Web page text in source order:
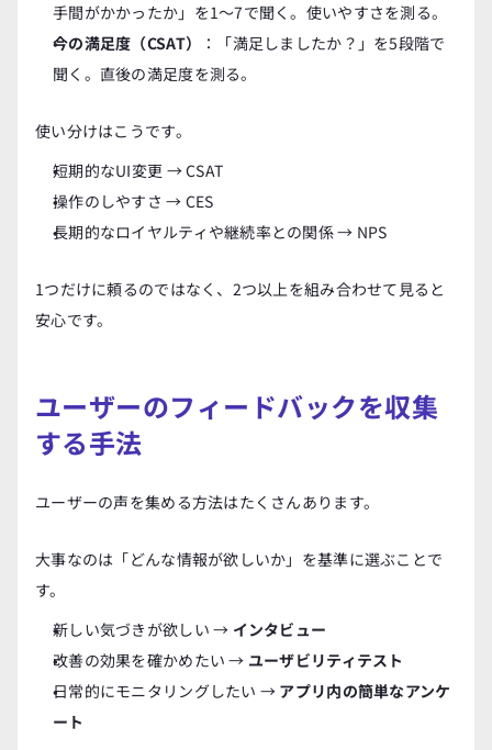
手間がかかったか」を1〜7で聞く。使いやすさを測る。
今の満足度（CSAT）
：「満足しましたか？」を5段階で
聞く。直後の満足度を測る。
使い分けはこうです。
短期的なUI変更 → CSAT
操作のしやすさ → CES
長期的なロイヤルティや継続率との関係 → NPS
1つだけに頼るのではなく、2つ以上を組み合わせて見ると
安心です。
ユーザーのフィードバックを収集
する手法
ユーザーの声を集める方法はたくさんあります。
大事なのは「どんな情報が欲しいか」を基準に選ぶことで
す。
新しい気づきが欲しい → インタビュー
改善の効果を確かめたい → ユーザビリティテスト
日常的にモニタリングしたい → アプリ内の簡単なアンケ
ート